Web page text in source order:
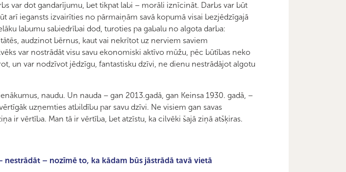
var dot gandarījumu, bet tikpat labi – morāli iznīcināt. Darbs var būt
arī iegansts izvairīties no pārmaiņām savā kopumā visai bezjēdzīgajā
labumu sabiedrībai dod, turoties pa gabalu no algota darba:
audzinot bērnus, kaut vai nekrītot uz nerviem saviem
var nostrādāt visu savu ekonomiski aktīvo mūžu, pēc būtības neko
un var nodzīvot jēdzīgu, fantastisku dzīvi, ne dienu nestrādājot algotu
naudu. Un nauda – gan 2013.gadā, gan Keinsa 1930. gadā, –
uzņemties atbildību par savu dzīvi. Ne visiem gan savas
ir vērtība. Man tā ir vērtība, bet atzīstu, ka cilvēki šajā ziņā atšķiras.
nestrādāt – nozīmē to, ka kādam būs jāstrādā tavā vietā